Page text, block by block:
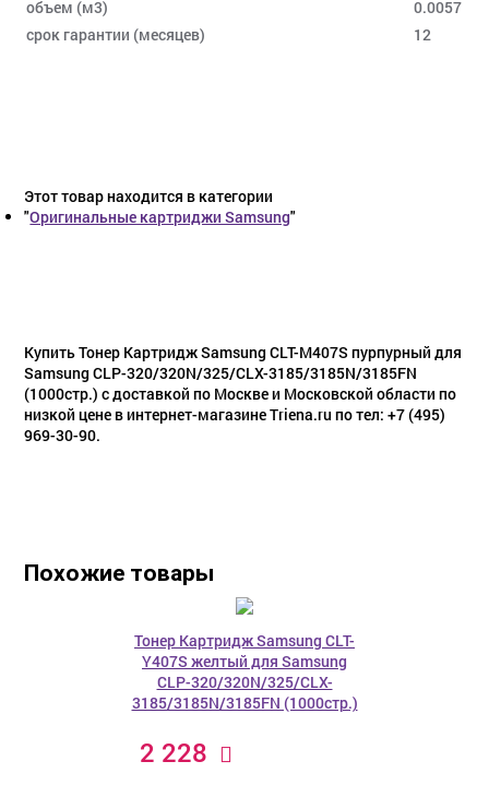
объем (м3)
0.0057
срок гарантии (месяцев)
12
Этот товар находится в категории
"Оригинальные картриджи Samsung"
Купить Тонер Картридж Samsung CLT-M407S пурпурный для
Samsung CLP-320/320N/325/CLX-3185/3185N/3185FN
(1000стр.) с доставкой по Москве и Московской области по
низкой цене в интернет-магазине Triena.ru по тел: +7 (495)
969-30-90.
Похожие товары
Тонер Картридж Samsung CLT-
Y407S желтый для Samsung
CLP-320/320N/325/CLX-
3185/3185N/3185FN (1000стр.)
2 228